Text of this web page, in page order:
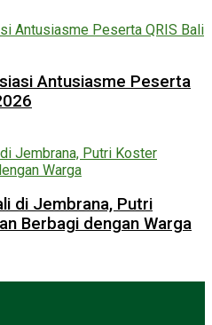
Antusiasme Peserta
di Jembrana, Putri
Berbagi dengan Warga